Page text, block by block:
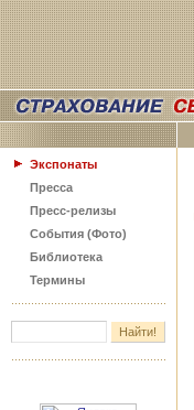
Экспонаты
Пресса
Пресс-релизы
События (Фото)
Библиотека
Термины